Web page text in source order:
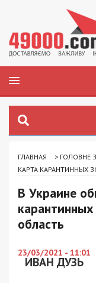
ГЛАВНАЯ > ГОЛОВНЕ
КАРТА КАРАНТИННЫХ
В Украине
область
23/03/2021 - 11:01
ИВАН ДУЗЬ